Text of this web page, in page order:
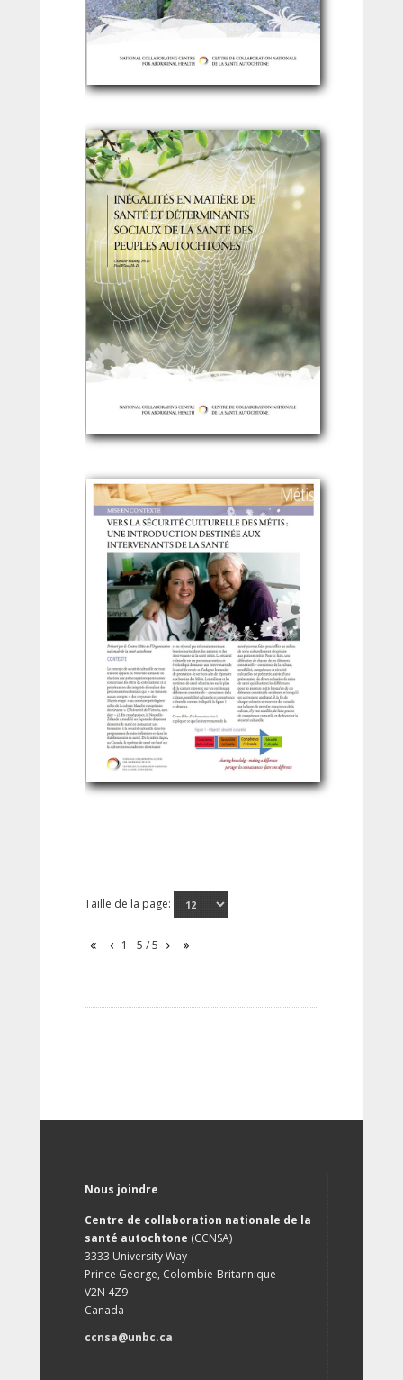
Taille de la page:
1 - 5 / 5
Nous joindre
Centre de collaboration nationale de la
santé autochtone (CCNSA)
3333 University Way
Prince George, Colombie-Britannique
V2N 4Z9
Canada
ccnsa@unbc.ca